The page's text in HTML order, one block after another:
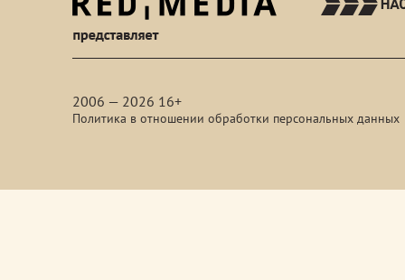
2006 — 2026 16+
Политика в отношении обработки персональных данных